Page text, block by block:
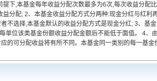
提下,本基金每年收益分配次数最多为6次,每次收益分配
分配; 2、本基金收益分配方式分两种:现金分红与红
不选择,本基金默认的收益分配方式是现金分红; 3、基
单位该类基金份额收益分配金额后不能低于面值。 4、
的可分配收益将有所不同。本基金同一类别的每一基